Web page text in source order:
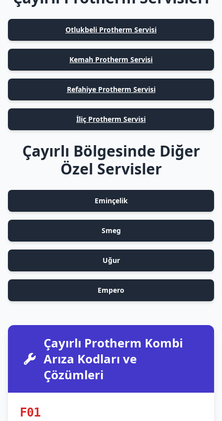
Otlukbeli Protherm Servisi
Kemah Protherm Servisi
Refahiye Protherm Servisi
İliç Protherm Servisi
Çayırlı Bölgesinde Diğer
Özel Servisler
Eminçelik
Smeg
Uğur
Empero
Çayırlı Protherm Kombi
Arıza Kodları ve
Çözümleri
F01